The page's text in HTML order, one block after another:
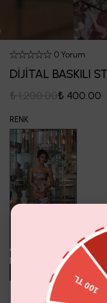
0 Yorum
DİJİTAL BASKILI
₺ 1,200.00₺ 400.00
RENK
L